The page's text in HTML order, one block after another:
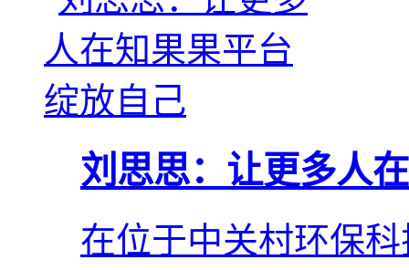
刘思思：让更多人
在位于中关村环保